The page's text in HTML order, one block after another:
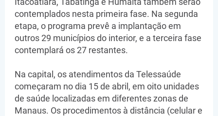
contemplados nesta primeira fase. Na segunda
etapa, o programa prevê a implantação em
outros 29 municípios do interior, e a terceira fase
contemplará os 27 restantes.
Na capital, os atendimentos da Telessaúde
começaram no dia 15 de abril, em oito unidades
de saúde localizadas em diferentes zonas de
Manaus. Os procedimentos à distância (celular e